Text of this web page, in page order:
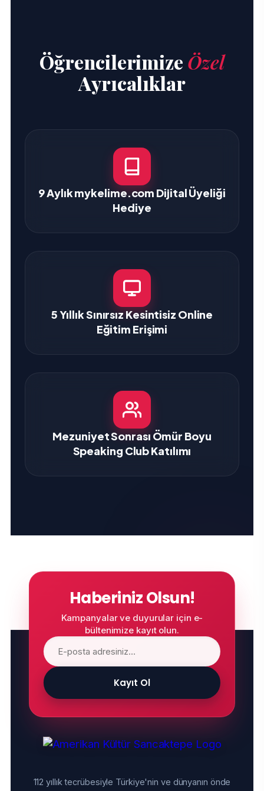
Öğrencilerimize Özel
Ayrıcalıklar
9 Aylık mykelime.com Dijital Üyeliği
Hediye
5 Yıllık Sınırsız Kesintisiz Online
Eğitim Erişimi
Mezuniyet Sonrası Ömür Boyu
Speaking Club Katılımı
Haberiniz Olsun!
Kampanyalar ve duyurular için e-
bültenimize kayıt olun.
Kayıt Ol
112 yıllık tecrübesiyle Türkiye'nin ve dünyanın önde